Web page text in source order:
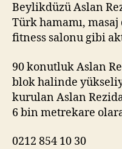
Beylikdüzü Aslan
Türk hamamı, masaj
fitness salonu gibi
90 konutluk Aslan
blok halinde
kurulan Aslan
6 bin metrekare
0212 854 10 30